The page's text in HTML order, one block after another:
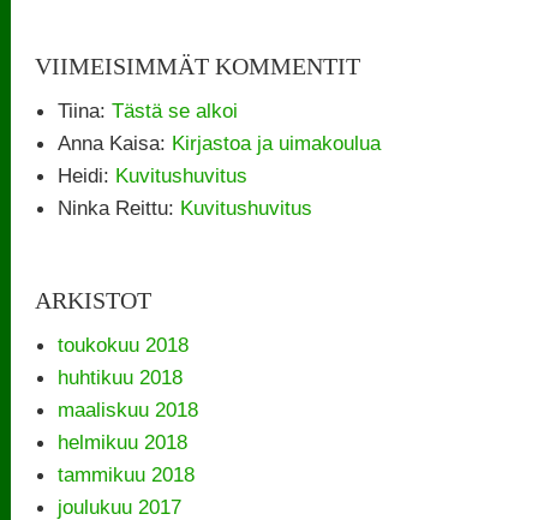
VIIMEISIMMÄT KOMMENTIT
Tiina:Tästä se alkoi
Anna Kaisa: Kirjastoa ja uimakoulua
Heidi: Kuvitushuvitus
Ninka Reittu: Kuvitushuvitus
ARKISTOT
toukokuu 2018
huhtikuu 2018
maaliskuu 2018
helmikuu 2018
tammikuu 2018
joulukuu 2017